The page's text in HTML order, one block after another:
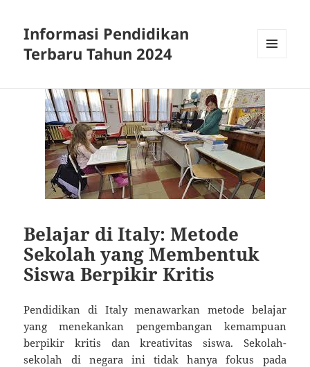
Informasi Pendidikan
Terbaru Tahun 2024
WIDGETS
Belajar di Italy: Metode
Sekolah yang Membentuk
Siswa Berpikir Kritis
Pendidikan di Italy menawarkan metode belajar
yang menekankan pengembangan kemampuan
berpikir kritis dan kreativitas siswa. Sekolah-
sekolah di negara ini tidak hanya fokus pada